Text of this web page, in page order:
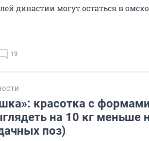
династии могут остаться в
19
красотка с
на 10 кг меньше
поз)